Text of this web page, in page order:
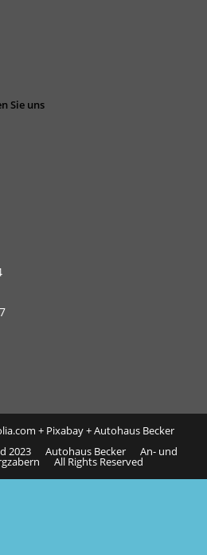
Sie uns
+ Pixabay+Autohaus Becker
2023 Autohaus Becker An- und
All Rights Reserved